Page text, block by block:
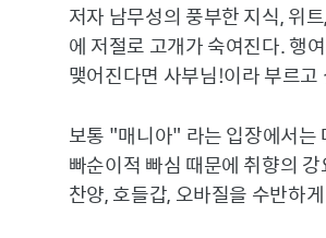
저자 남무성의 풍부한 지식, 위
에 저절로 고개가 숙여진다. 행
맺어진다면 사부님!이라 부르고
보통 "매니아" 라는 입장에서는
빠순이적 빠심 때문에 취향의 강
찬양, 호들갑, 오바질을 수반하